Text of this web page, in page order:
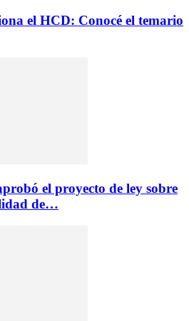
el HCD: Conocé el temario
el proyecto de ley sobre
de…